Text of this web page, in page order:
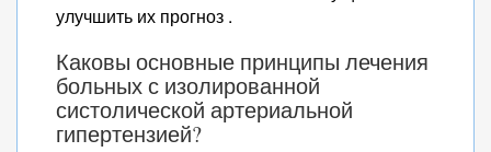
улучшить их прогноз .
Каковы основные принципы лечения
больных с изолированной
систолической артериальной
гипертензией?